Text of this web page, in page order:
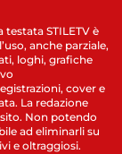
STILETV è
anche parziale,
loghi, grafiche
cover e
La redazione
Non potendo
ad eliminarli su
e oltraggiosi.